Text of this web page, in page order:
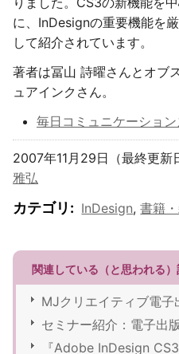
に、InDesignの重要機能を
して紹介されています。
著者は冨山 詩曜さんとオブ
ュアインクさん。
毎日コミュニケーショ
2007年11月29日（最終更新
雅弘
カテゴリ : InDesign, 書籍
関連している（と思われる
MJクリエイティブ電子
セミナー紹介：電子出
『Adobe InDesign